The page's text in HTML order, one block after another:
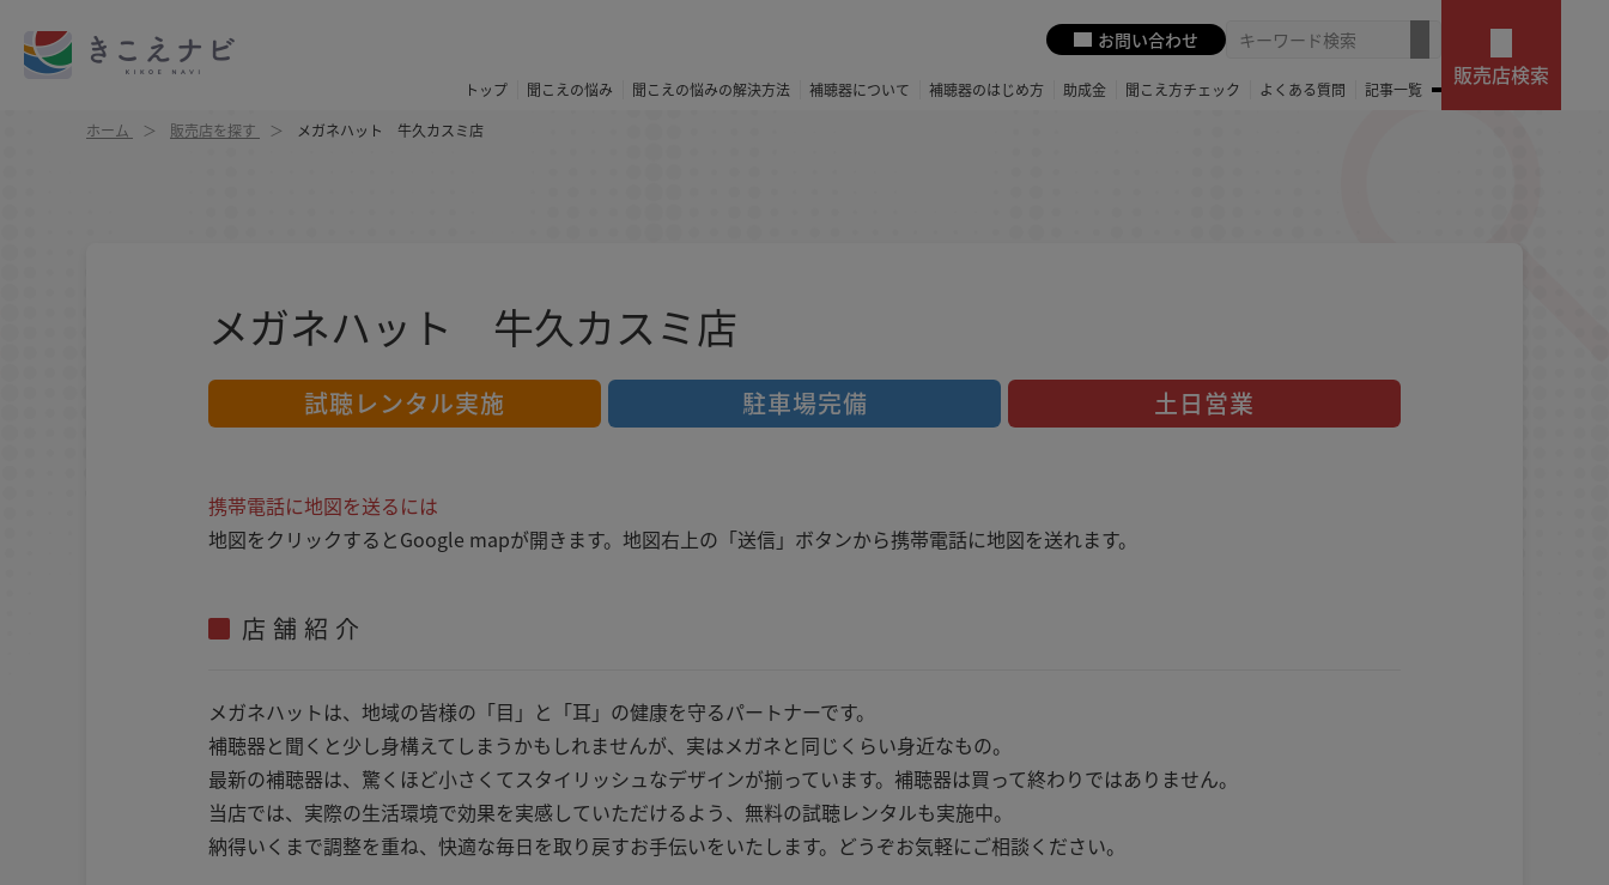
お問い合わせ
トップ 聞こえの悩み 聞こえの悩みの解決方法 補聴器について 補聴器のはじめ方 助成金 聞こえ方チェック よくある質問 記事一覧
販売店検索
ホーム 販売店を探す メガネハット 牛久カスミ店
メガネハット 牛久カスミ店
試聴レンタル実施 駐車場完備 土日営業
携帯電話に地図を送るには
地図をクリックするとGoogle mapが開きます。地図右上の「送信」ボタンから携帯電話に地図を送れます。
店舗紹介
メガネハットは、地域の皆様の「目」と「耳」の健康を守るパートナーです。
補聴器と聞くと少し身構えてしまうかもしれませんが、実はメガネと同じくらい身近なもの。
最新の補聴器は、驚くほど小さくてスタイリッシュなデザインが揃っています。補聴器は買って終わりではありません。
当店では、実際の生活環境で効果を実感していただけるよう、無料の試聴レンタルも実施中。
納得いくまで調整を重ね、快適な毎日を取り戻すお手伝いをいたします。どうぞお気軽にご相談ください。